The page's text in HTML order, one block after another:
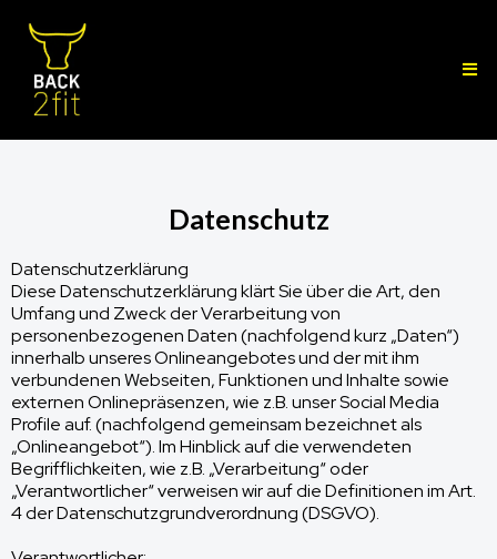
Datenschutz
Datenschutzerklärung
Diese Datenschutzerklärung klärt Sie über die Art, den
Umfang und Zweck der Verarbeitung von
personenbezogenen Daten (nachfolgend kurz „Daten“)
innerhalb unseres Onlineangebotes und der mit ihm
verbundenen Webseiten, Funktionen und Inhalte sowie
externen Onlinepräsenzen, wie z.B. unser Social Media
Profile auf. (nachfolgend gemeinsam bezeichnet als
„Onlineangebot“). Im Hinblick auf die verwendeten
Begrifflichkeiten, wie z.B. „Verarbeitung“ oder
„Verantwortlicher“ verweisen wir auf die Definitionen im Art.
4 der Datenschutzgrundverordnung (DSGVO).